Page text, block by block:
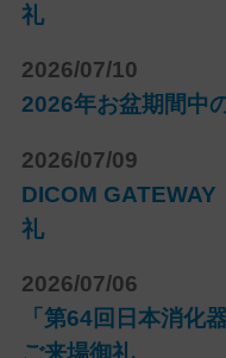
礼
2026/07/10
2026年お盆期間中
2026/07/09
DICOM GATEWAY
礼
2026/07/06
「第64回日本消化
ご来場御礼